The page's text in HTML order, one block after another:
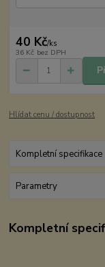
40 Kč/ks
36 Kč bez DPH
Hlídat cenu / dostupnost
Kompletní specifikace
Parametry
Kompletní